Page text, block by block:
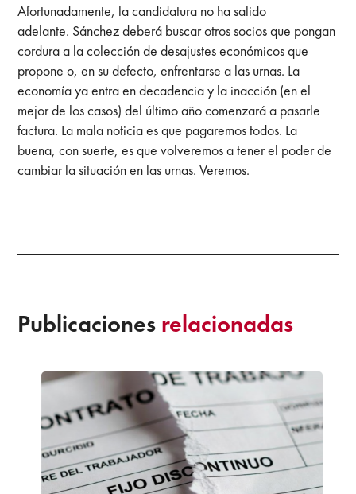
Afortunadamente, la candidatura no ha salido
adelante. Sánchez deberá buscar otros socios que pongan
cordura a la colección de desajustes económicos que
propone o, en su defecto, enfrentarse a las urnas. La
economía ya entra en decadencia y la inacción (en el
mejor de los casos) del último año comenzará a pasarle
factura. La mala noticia es que pagaremos todos. La
buena, con suerte, es que volveremos a tener el poder de
cambiar la situación en las urnas. Veremos.
Publicaciones relacionadas